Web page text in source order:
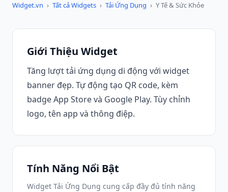
Widget.vn › Tất cả Widgets › Tải Ứng Dụng › Y Tế & Sức Khỏe
Giới Thiệu Widget
Tăng lượt tải ứng dụng di động với widget
banner đẹp. Tự động tạo QR code, kèm
badge App Store và Google Play. Tùy chỉnh
logo, tên app và thông điệp.
Tính Năng Nổi Bật
Widget Tải Ứng Dụng cung cấp đầy đủ tính năng